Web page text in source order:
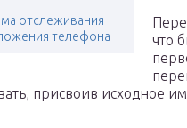
отслеживания
телефона
что
присвоив исходное